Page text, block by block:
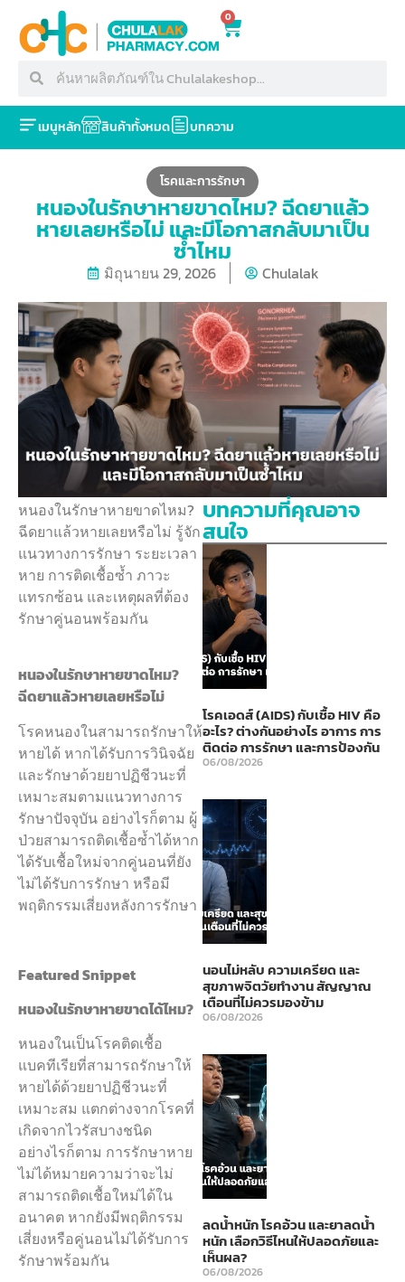
0
เมนูหลัก สินค้าทั้งหมด บทความ
โรคและการรักษา
หนองในรักษาหายขาดไหม? ฉีดยาแล้ว
หายเลยหรือไม่ และมีโอกาสกลับมาเป็น
ซ้ำไหม
มิถุนายน 29, 2026 Chulalak
หนองในรักษาหายขาดไหม?
ฉีดยาแล้วหายเลยหรือไม่ รู้จัก
แนวทางการรักษา ระยะเวลา
หาย การติดเชื้อซ้ำ ภาวะ
แทรกซ้อน และเหตุผลที่ต้อง
รักษาคู่นอนพร้อมกัน
หนองในรักษาหายขาดไหม?
ฉีดยาแล้วหายเลยหรือไม่
โรคหนองในสามารถรักษาให้
หายได้ หากได้รับการวินิจฉัย
และรักษาด้วยยาปฏิชีวนะที่
เหมาะสมตามแนวทางการ
รักษาปัจจุบัน อย่างไรก็ตาม ผู้
ป่วยสามารถติดเชื้อซ้ำได้หาก
ได้รับเชื้อใหม่จากคู่นอนที่ยัง
ไม่ได้รับการรักษา หรือมี
พฤติกรรมเสี่ยงหลังการรักษา
Featured Snippet
หนองในรักษาหายขาดได้ไหม?
หนองในเป็นโรคติดเชื้อ
แบคทีเรียที่สามารถรักษาให้
หายได้ด้วยยาปฏิชีวนะที่
เหมาะสม แตกต่างจากโรคที่
เกิดจากไวรัสบางชนิด
อย่างไรก็ตาม การรักษาหาย
ไม่ได้หมายความว่าจะไม่
สามารถติดเชื้อใหม่ได้ใน
อนาคต หากยังมีพฤติกรรม
เสี่ยงหรือคู่นอนไม่ได้รับการ
รักษาพร้อมกัน
บทความที่คุณอาจ
สนใจ
โรคเอดส์ (AIDS) กับเชื้อ HIV คือ
อะไร? ต่างกันอย่างไร อาการ การ
ติดต่อ การรักษา และการป้องกัน
06/08/2026
นอนไม่หลับ ความเครียด และ
สุขภาพจิตวัยทำงาน สัญญาณ
เตือนที่ไม่ควรมองข้าม
06/08/2026
ลดน้ำหนัก โรคอ้วน และยาลดน้ำ
หนัก เลือกวิธีไหนให้ปลอดภัยและ
เห็นผล?
06/08/2026